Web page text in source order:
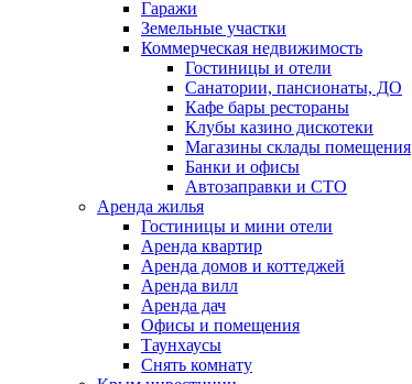
Гаражи
Земельные участки
Коммерческая недвижимость
Гостиницы и отели
Санатории, пансионаты, ДО
Кафе бары рестораны
Клубы казино дискотеки
Магазины склады помещения
Банки и офисы
Автозаправки и СТО
Аренда жилья
Гостиницы и мини отели
Аренда квартир
Аренда домов и коттеджей
Аренда вилл
Аренда дач
Офисы и помещения
Таунхаусы
Снять комнату